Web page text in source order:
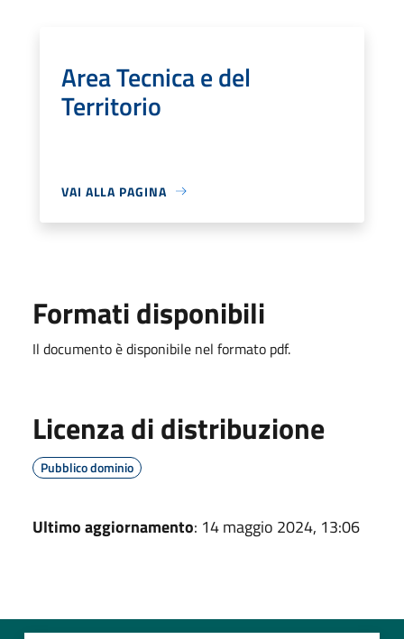
Area Tecnica e del
Territorio
VAI ALLA PAGINA
Formati disponibili
Il documento è disponibile nel formato pdf.
Licenza di distribuzione
Pubblico dominio
Ultimo aggiornamento: 14 maggio 2024, 13:06